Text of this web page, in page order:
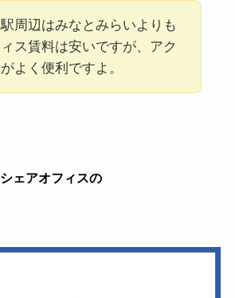
周辺はみなとみらいよりも
ス賃料は安いですが、アク
よく便利ですよ。
ェアオフィスの